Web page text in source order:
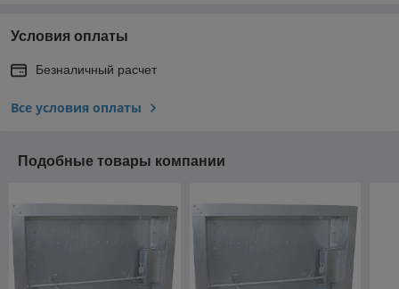
Условия оплаты
Безналичный расчет
Все условия оплаты
Подобные товары компании